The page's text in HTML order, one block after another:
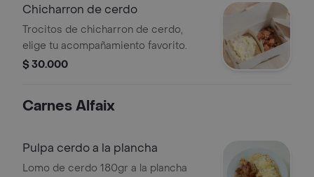
Chicharron de cerdo
Trocitos de chicharron de cerdo,
elige tu acompañamiento favorito.
$ 30.000
Carnes Alfaix
Pulpa cerdo a la plancha
Lomo de cerdo 180gr a la plancha